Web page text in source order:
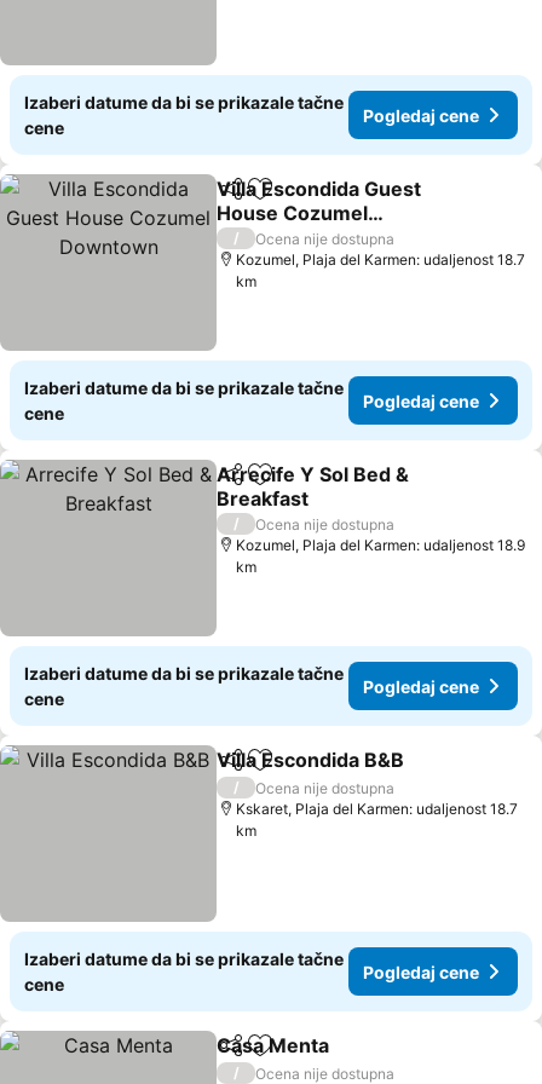
Izaberi datume da bi se prikazale tačne
cene
Pogledaj cene
Deli Dodati u favorite
Villa Escondida Guest
House Cozumel
Downtown
Pogledaj cene
/
Ocena nije dostupna
Kozumel, Plaja del Karmen: udaljenost 18.7
km
Izaberi datume da bi se prikazale tačne
cene
Pogledaj cene
Deli Dodati u favorite
Arrecife Y Sol Bed &
Breakfast
Pogledaj cene
/
Ocena nije dostupna
Kozumel, Plaja del Karmen: udaljenost 18.9
km
Izaberi datume da bi se prikazale tačne
cene
Pogledaj cene
Deli Dodati u favorite
Villa Escondida B&B
/
Ocena nije dostupna
Kskaret, Plaja del Karmen: udaljenost 18.7
km
Izaberi datume da bi se prikazale tačne
cene
Pogledaj cene
Deli Dodati u favorite
Casa Menta
/
Ocena nije dostupna